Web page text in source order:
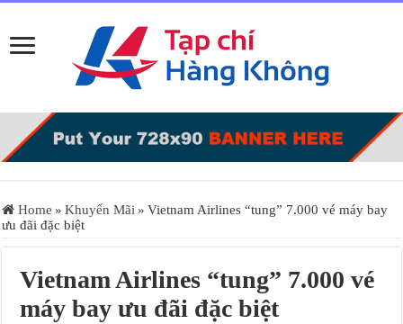
Home » Khuyến Mãi » Vietnam Airlines “tung” 7.000 vé máy bay
ưu đãi đặc biệt
Vietnam Airlines “tung” 7.000 vé
máy bay ưu đãi đặc biệt